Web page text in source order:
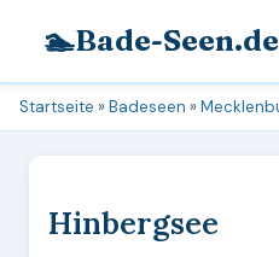
🏊Bade-Seen.de
Startseite »Badeseen »
Hinbergsee